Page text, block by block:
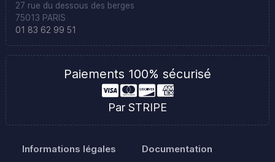
27 rue du dessous des berges
75013 PARIS
01 83 62 99 51
Paiements 100% sécurisé
Par STRIPE
Informations légales Documentation